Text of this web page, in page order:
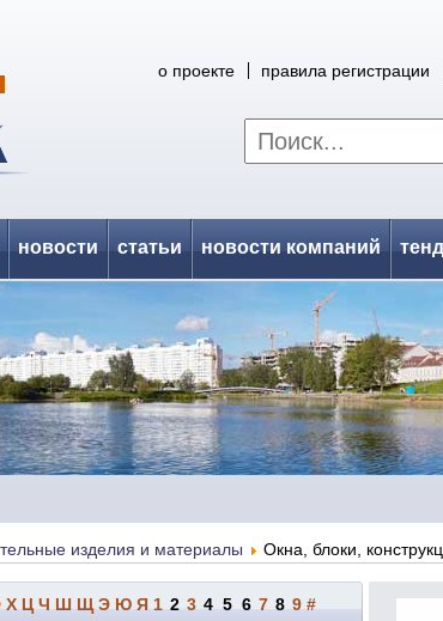
о проекте правила регистрации
новости статьи новости компаний
изделия и материалы Окна, блоки,
Х Ц Ч Ш Щ Э Ю Я 1 2 3 4 5 6 7 8 9 #